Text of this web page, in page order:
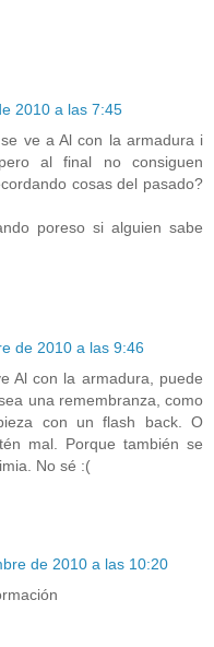
2010 a las 7:45
ve a Al con la armadura i
al final no consiguen
cosas del pasado?
poreso si alguien sabe
de 2010 a las 9:46
Al con la armadura, puede
una remembranza, como
con un flash back. O
mal. Porque también se
No sé :(
de 2010 a las 10:20